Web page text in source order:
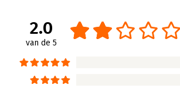
2.0
van de 5